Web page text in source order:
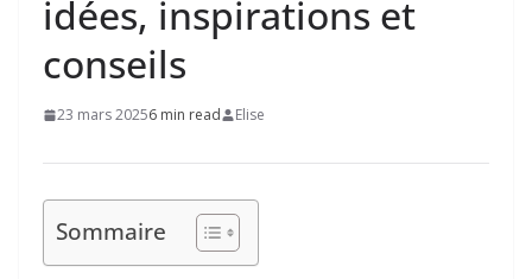
idées, inspirations et
conseils
23 mars 20256 min read Elise
Sommaire